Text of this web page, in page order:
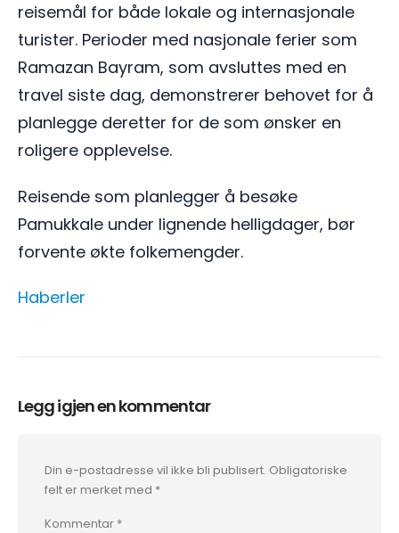
reisemål for både lokale og internasjonale
turister. Perioder med nasjonale ferier som
Ramazan Bayram, som avsluttes med en
travel siste dag, demonstrerer behovet for å
planlegge deretter for de som ønsker en
roligere opplevelse.
Reisende som planlegger å besøke
Pamukkale under lignende helligdager, bør
forvente økte folkemengder.
Haberler
Legg igjen en kommentar
Din e-postadresse vil ikke bli publisert. Obligatoriske
felt er merket med *
Kommentar *